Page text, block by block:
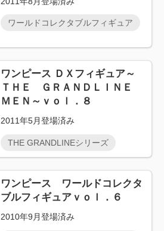
ワールドコレクタブルフィギュア
ワンピース ＤＸフィギュア～
ＴＨＥ ＧＲＡＮＤＬＩＮＥ
ＭＥＮ～ｖｏｌ．８
2011年5月登場済み
THE GRANDLINEシリーズ
ワンピース ワールドコレクタ
ブルフィギュアｖｏｌ．６
2010年9月登場済み